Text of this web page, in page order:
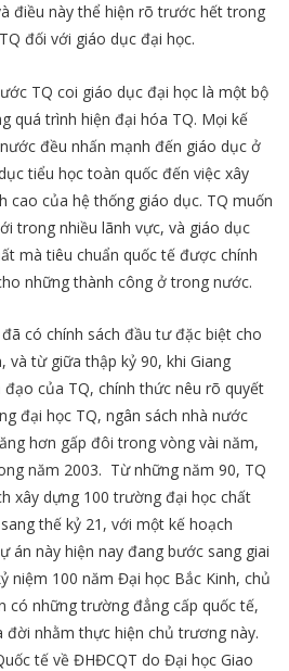
điều này thể hiện rõ trước hết trong
đối với giáo dục đại học.
TQ coi giáo dục đại học là một bộ
quá trình hiện đại hóa TQ. Mọi kế
đều nhấn mạnh đến giáo dục ở
tiểu học toàn quốc đến việc xây
cao của hệ thống giáo dục. TQ muốn
trong nhiều lãnh vực, và giáo dục
mà tiêu chuẩn quốc tế được chính
những thành công ở trong nước.
có chính sách đầu tư đặc biệt cho
từ giữa thập kỷ 90, khi Giang
của TQ, chính thức nêu rõ quyết
đại học TQ, ngân sách nhà nước
hơn gấp đôi trong vòng vài năm,
năm 2003. Từ những năm 90, TQ
xây dựng 100 trường đại học chất
thế kỷ 21, với một kế hoạch
án này hiện nay đang bước sang giai
niệm 100 năm Đại học Bắc Kinh, chủ
có những trường đẳng cấp quốc tế,
đời nhằm thực hiện chủ trương này.
tế về ĐHĐCQT do Đại học Giao